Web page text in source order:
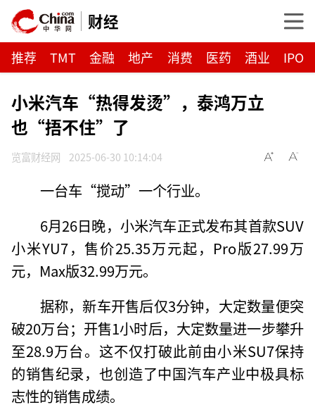
财经
推荐 TMT 金融 地产 消费 医药 酒业 IPO
小米汽车“热得发烫”，泰鸿万立
也“捂不住”了
览富财经网 2025-06-30 10:14:04
一台车“搅动”一个行业。
6月26日晚，小米汽车正式发布其首款SUV
小米YU7，售价25.35万元起，Pro版27.99万
元，Max版32.99万元。
据称，新车开售后仅3分钟，大定数量便突
破20万台；开售1小时后，大定数量进一步攀升
至28.9万台。这不仅打破此前由小米SU7保持
的销售纪录，也创造了中国汽车产业中极具标
志性的销售成绩。